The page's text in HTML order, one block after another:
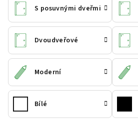
S posuvnými dveřmi
Dvoudveřové
Moderní
Bílé